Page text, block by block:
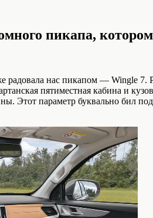
пикапа,
радовала нас пикапом — Wingle
пятиместная кабина и
Этот параметр буквально бил